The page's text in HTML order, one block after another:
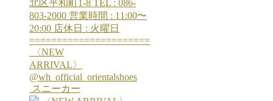
⁡ 〈NEW
ARRIVAL〉
@wh_official_orientalshoes
⁡ スニーカー